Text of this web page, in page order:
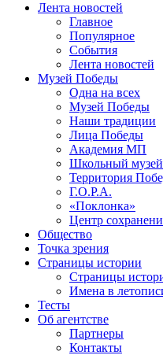
Лента новостей
Главное
Популярное
События
Лента новостей
Музей Победы
Одна на всех
Музей Победы
Наши традиции
Лица Победы
Академия МП
Школьный музей
Территория
Г.О.Р.А.
«Поклонка»
Центр
Общество
Точка зрения
Страницы истории
Страницы
Имена в
Тесты
Об агентстве
Партнеры
Контакты